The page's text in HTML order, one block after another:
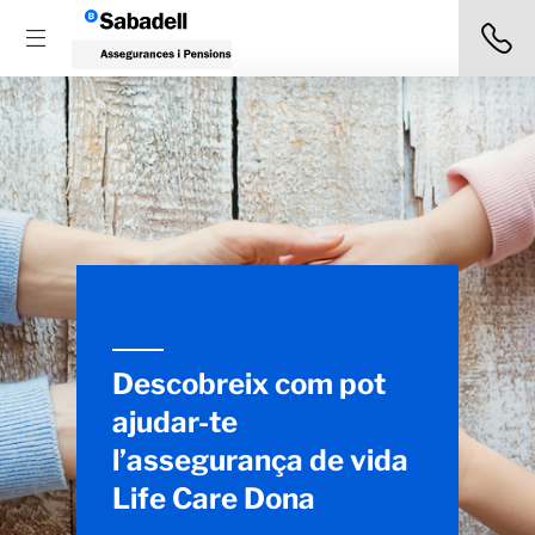
Descobreix com pot
ajudar-te
l’assegurança de vida
Life Care Dona